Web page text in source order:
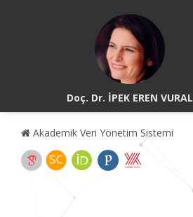
Doç. Dr. İPEK EREN VURAL
Akademik Veri Yönetim Sistemi